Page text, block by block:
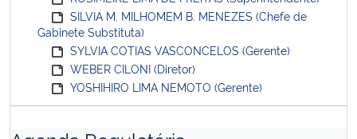
SILVIA M. MILHOMEM B. MENEZES (Chefe de
Gabinete Substituta)
SYLVIA COTIAS VASCONCELOS (Gerente)
WEBER CILONI (Diretor)
YOSHIHIRO LIMA NEMOTO (Gerente)